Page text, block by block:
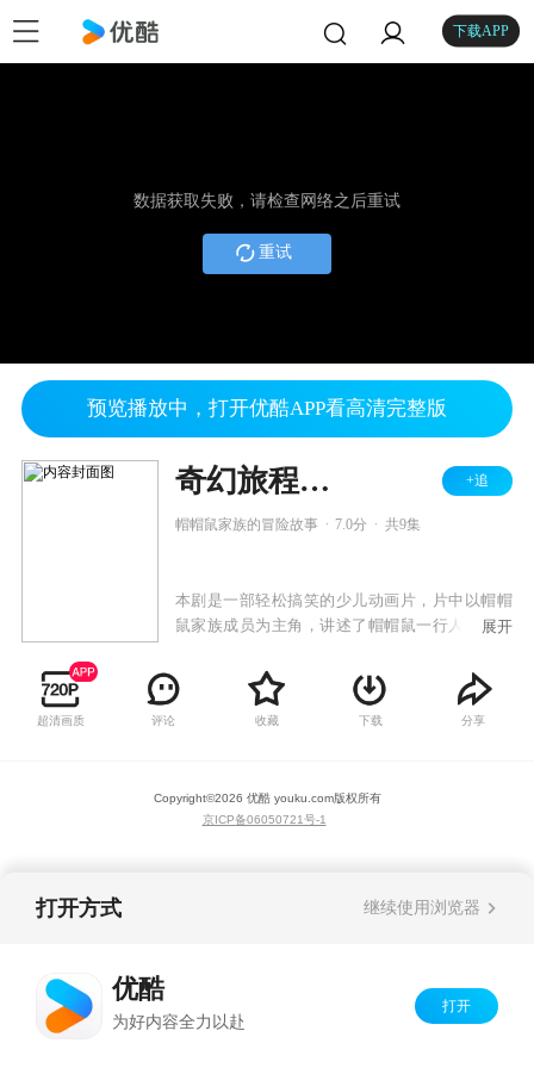
下载APP
数据获取失败，请检查网络之后重试
重试
预览播放中，打开优酷APP看高清完整版
奇幻旅程之帽帽鼠来了 第二季 +追
帽帽鼠家族的冒险故事 7.0分 共9集
本剧是一部轻松搞笑的少儿动画片，片中以帽帽
鼠家族成员为主角，讲述了帽帽鼠一行人的冒险
大反派斗智斗勇，克服困难，始终向着一个目标
前进。在故事主角身上，我们可以感受到更多孩
子所特有的天真、浪漫，充分展现了伙伴之间的
展开
超清画质 评论 收藏 下载 分享
Copyright©2026 优酷 youku.com版权所有
京ICP备06050721号-1
打开方式 继续使用浏览器
优酷
为好内容全力以赴
打开